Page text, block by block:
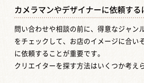
カメラマンやデザイナーに依頼する
問い合わせや相談の前に、得意なジャン
をチェックして、お店のイメージに合い
に依頼することが重要です。
クリエイターを探す方法はいくつか考え